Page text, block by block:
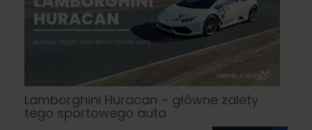
Lamborghini Huracan – główne zalety
tego sportowego auta